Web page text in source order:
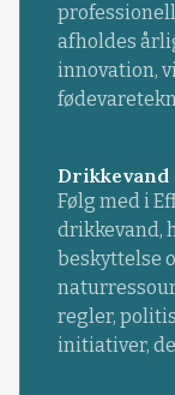
afholdes
innovation,
Drikkevand
Følg med i
drikkevand,
beskyttelse
regler,
initiativer,